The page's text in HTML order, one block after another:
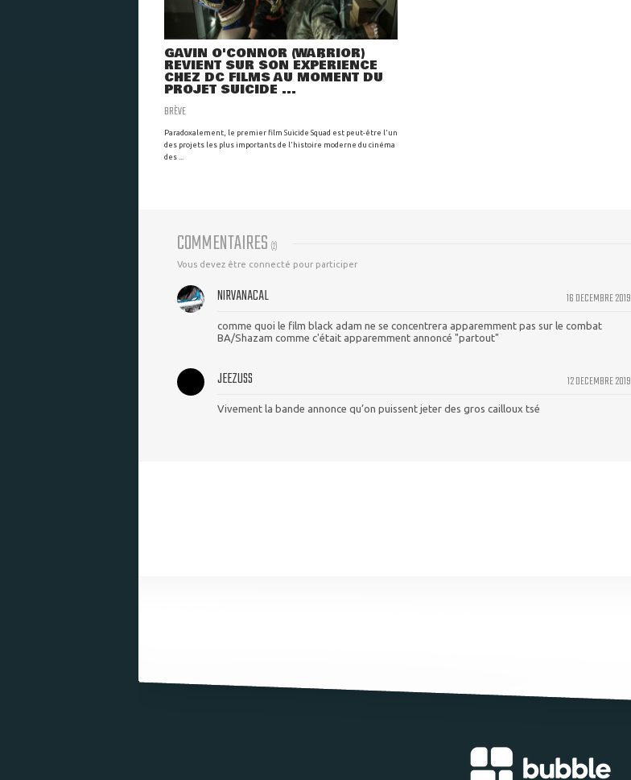
GAVIN O'CONNOR (WARRIOR)
REVIENT SUR SON EXPÉRIENCE
CHEZ DC FILMS AU MOMENT DU
PROJET SUICIDE ...
BRÈVE
Paradoxalement, le premier film Suicide Squad est peut-être l'un
des projets les plus importants de l'histoire moderne du cinéma
des ...
COMMENTAIRES (2)
Vous devez être connecté pour participer
16 DECEMBRE 2019
NIRVANACAL
comme quoi le film black adam ne se concentrera apparemment pas sur le combat
BA/Shazam comme c'était apparemment annoncé "partout"
12 DECEMBRE 2019
JEEZUSS
Vivement la bande annonce qu’on puissent jeter des gros cailloux tsé